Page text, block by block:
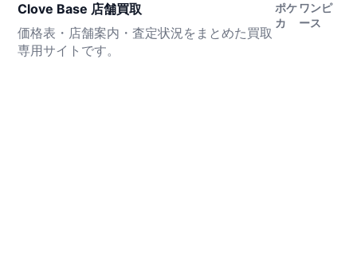
Clove Base 店舗買取
価格表・店舗案内・査定状況をまとめた買取
専用サイトです。
ポケ
カ
ワンピ
ース